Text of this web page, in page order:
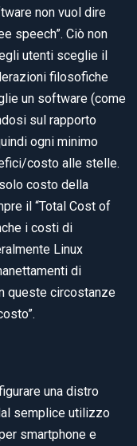
non vuol dire
speech”. Ciò non
utenti sceglie il
filosofiche
un software (come
sul rapporto
ogni minimo
costo alle stelle.
costo della
il “Total Cost of
i costi di
Linux
di
queste circostanze
una distro
semplice utilizzo
smartphone e